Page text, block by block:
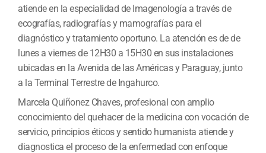
atiende en la especialidad de Imagenología a través de
ecografías, radiografías y mamografías para el
diagnóstico y tratamiento oportuno. La atención es de de
lunes a viernes de 12H30 a 15H30 en sus instalaciones
ubicadas en la Avenida de las Américas y Paraguay, junto
a la Terminal Terrestre de Ingahurco.
Marcela Quiñonez Chaves, profesional con amplio
conocimiento del quehacer de la medicina con vocación de
servicio, principios éticos y sentido humanista atiende y
diagnostica el proceso de la enfermedad con enfoque